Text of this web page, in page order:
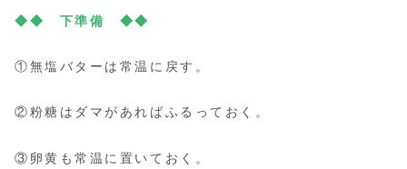
◆◆ 下準備 ◆◆
①無塩バターは常温に戻す。
②粉糖はダマがあればふるっておく。
③卵黄も常温に置いておく。